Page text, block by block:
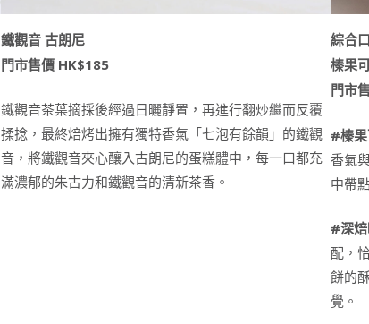
鐵觀音 古朗尼
門市售價 HK$185
鐵觀音茶葉摘採後經過日曬靜置，再進行翻炒繼而反覆
揉捻，最終焙烤出擁有獨特香氣「七泡有餘韻」的鐵觀
音，將鐵觀音夾心釀入古朗尼的蛋糕體中，每一口都充
滿濃郁的朱古力和鐵觀音的清新茶香。
綜合
榛果
門市
#榛
香氣
中帶
#深
配，
餅的
覺。